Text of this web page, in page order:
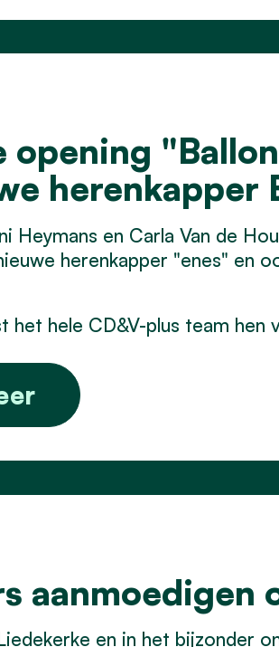
opening
herenkapper
Heymans en Carla Van de
herenkapper "enes" en
het hele CD&V-plus team hen
aanmoedigen
en in het bijzonder